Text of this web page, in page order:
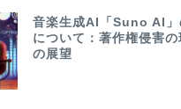
音楽生成AI「Suno AI」
について：著作権侵害
の展望